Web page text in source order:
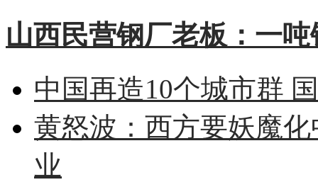
山西民营钢厂老板：一
中国再造10个城市群
黄怒波：西方要妖魔
业